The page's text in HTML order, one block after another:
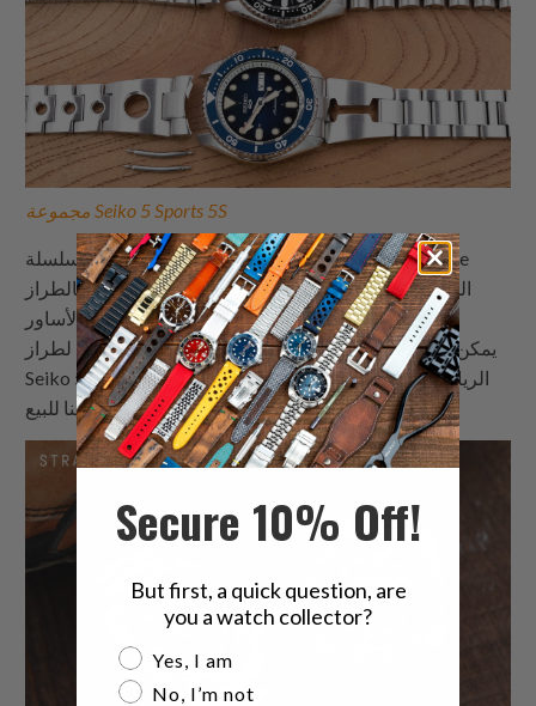
مجموعة Seiko 5 Sports 5S
لحسن حظنا، استنادًا إلى الصور والأبعاد لسلسلة Seiko Five
الجديدة، التي تذكرنا بالطراز SKX007 الذي تم إيقافه مؤخرًا،
ولكن بالتأكيد ليس منسيًا، يمكننا أن نؤكد لك أن الأساور
المخصصة لدينا لطراز SKX007 يمكن استخدامها في مجموعات
Seiko 5 الرياضية الجديدة، طالما أنك تستخدم مجموعة مناسبة
من قضبان الزنبرك المنحنية المتاحة لدينا للبيع.
Secure 10% Off!
But first, a quick question, are
you a watch collector?
Are you a watch collector?
Yes, I am
No, I’m not